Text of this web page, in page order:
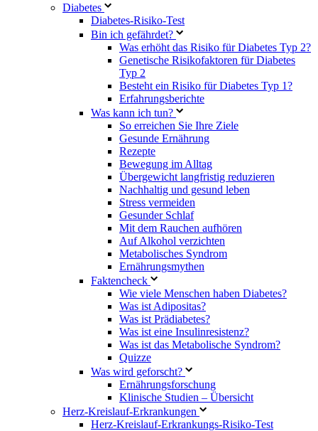
Diabetes
Diabetes-Risiko-Test
Bin ich gefährdet?
Was erhöht das Risiko für Diabetes Typ 2?
Genetische Risikofaktoren für Diabetes
Typ 2
Besteht ein Risiko für Diabetes Typ 1?
Erfahrungsberichte
Was kann ich tun?
So erreichen Sie Ihre Ziele
Gesunde Ernährung
Rezepte
Bewegung im Alltag
Übergewicht langfristig reduzieren
Nachhaltig und gesund leben
Stress vermeiden
Gesunder Schlaf
Mit dem Rauchen aufhören
Auf Alkohol verzichten
Metabolisches Syndrom
Ernährungsmythen
Faktencheck
Wie viele Menschen haben Diabetes?
Was ist Adipositas?
Was ist Prädiabetes?
Was ist eine Insulinresistenz?
Was ist das Metabolische Syndrom?
Quizze
Was wird geforscht?
Ernährungsforschung
Klinische Studien – Übersicht
Herz-Kreislauf-Erkrankungen
Herz-Kreislauf-Erkrankungs-Risiko-Test